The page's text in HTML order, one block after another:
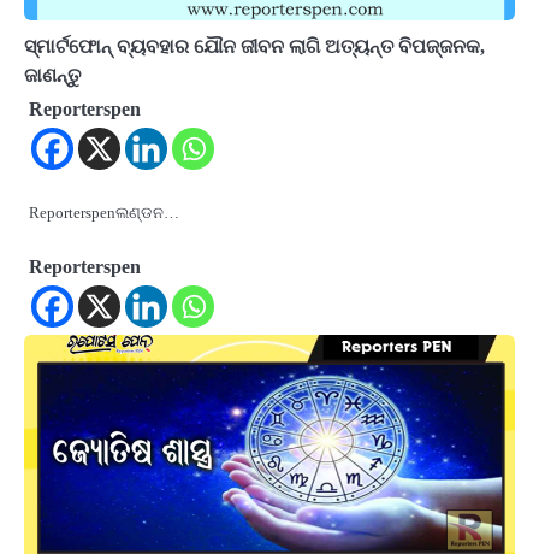
ସ୍ମାର୍ଟଫୋନ୍ ବ୍ୟବହାର ଯୌନ ଜୀବନ ଲାଗି ଅତ୍ୟନ୍ତ ବିପଜ୍ଜନକ,
ଜାଣନ୍ତୁ
Reporterspen
Reporterspenଲଣ୍ଡନ…
Reporterspen